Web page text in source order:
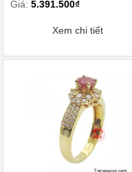
Giá: 5.391.500₫
Xem chi tiết